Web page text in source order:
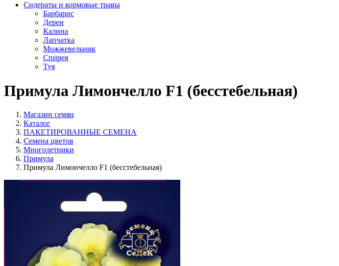
Сидераты и кормовые травы
Барбарис
Дерен
Калина
Лапчатка
Можжевельник
Спирея
Туя
Примула Лимончелло F1 (бесстебельная)
Магазин семян
Каталог
ПАКЕТИРОВАННЫЕ СЕМЕНА
Семена цветов
Многолетники
Примула
Примула Лимончелло F1 (бесстебельная)